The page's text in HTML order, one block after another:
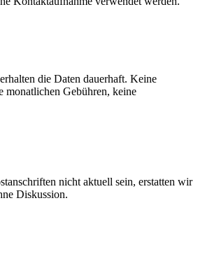
die Daten dauerhaft. Keine
monatlichen Gebühren, keine
nicht aktuell sein, erstatten wir
Diskussion.